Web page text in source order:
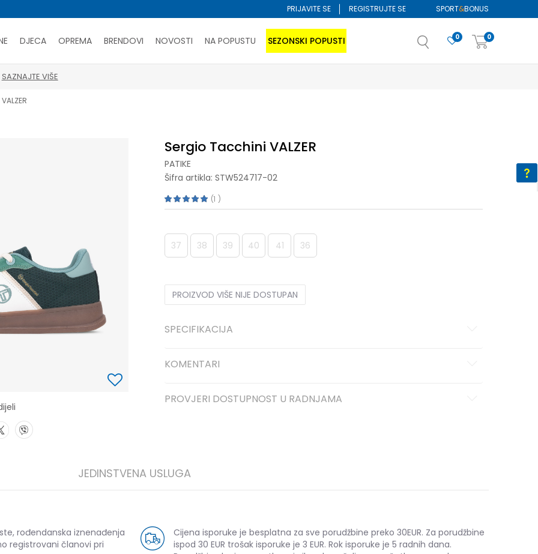
SPORT&BONUS
PRIJAVITE SE REGISTRUJTE SE
DJECA OPREMA BRENDOVI NOVOSTI NA POPUSTU SEZONSKI POPUSTI 0
0
PORUČI ONLINE I UŠTEDI
Sergio Tacchini VALZER
PATIKE
Šifra artikla: STW524717-02
1
37 38 39 40 41 36
PROIZVOD VIŠE NIJE DOSTUPAN
SPECIFIKACIJA
KOMENTARI
PROVJERI DOSTUPNOST U RADNJAMA
JEDINSTVENA USLUGA
rođendanska iznenađenja
registrovani članovi pri
Cijena isporuke je besplatna za sve porudžbine preko 30EUR. Za porudžbine
ispod 30 EUR trošak isporuke je 3 EUR. Rok isporuke je 5 radnih dana.